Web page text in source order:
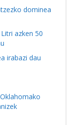
dominea
azken 50
irabazi dau